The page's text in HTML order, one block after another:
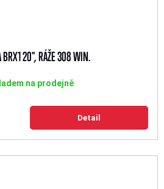
BRX1 20", RÁŽE 308 WIN.
na prodejně
Detail